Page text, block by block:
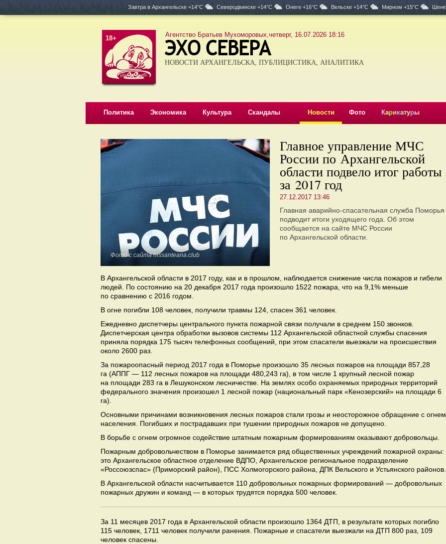
Завтра в Архангельске +14°C Северодвинске +14°C Онеге +16°C Вельске +14°C Мирном +15°C
18+ Агентство Братьев Мухоморовых,четверг, 16.07.2026 18:16
НОВОСТИ АРХАНГЕЛЬСКА, ПУБЛИЦИСТИКА, АНАЛИТИКА
Политика Экономика Культура Скандалы Новости Фото Карикатуры
Фото с сайта nissanteana.club
Главное управление МЧС
России по Архангельской
области подвело итог работы
за 2017 год
27.12.2017 13:46
​Главная аварийно-спасательная служба Поморья
подводит итоги уходящего года. Об этом
сообщается на сайте МЧС России
по Архангельской области.
В Архангельской области в 2017 году, как и в прошлом, наблюдается снижение числа пожаров и гибели
людей. По состоянию на 20 декабря 2017 года произошло 1522 пожара, что на 9,1% меньше
по сравнению с 2016 годом.
В огне погибли 108 человек, получили травмы 124, спасен 361 человек.
Ежедневно диспетчеры центрального пункта пожарной связи получали в среднем 150 звонков.
Диспетчерская центра обработки вызовов системы 112 Архангельской областной службы спасения
приняла порядка 175 тысяч телефонных сообщений, при этом спасатели выезжали на происшествия
около 2600 раз.
За пожароопасный период 2017 года в Поморье произошло 35 лесных пожаров на площади 857,28
га (АППГ — 112 лесных пожаров на площади 480,243 га), в том числе 1 крупный лесной пожар
на площади 283 га в Лешуконском лесничестве. На землях особо охраняемых природных территорий
федерального значения произошел 1 лесной пожар (национальный парк «Кенозерский» на площади 6
га).
Основными причинами возникновения лесных пожаров стали грозы и неосторожное обращение с огнем
населения. Погибших и пострадавших при тушении природных пожаров не допущено.
В борьбе с огнем огромное содействие штатным пожарным формированиям оказывают добровольцы.
Пожарным добровольчеством в Поморье занимается ряд общественных учреждений пожарной охраны:
это Архангельское областное отделение ВДПО, Архангельское региональное подразделение
«Россоюзспас» (Приморский район), ПСС Холмогорского района, ДПК Вельского и Устьянского районов.
В Архангельской области насчитывается 110 добровольных пожарных формирований — добровольных
пожарных дружин и команд — в которых трудятся порядка 500 человек.
За 11 месяцев 2017 года в Архангельской области произошло 1364 ДТП, в результате которых погибло
115 человек, 1711 человек получили ранения. Пожарные и спасатели выезжали на ДТП 800 раз, 109
человек спасены.